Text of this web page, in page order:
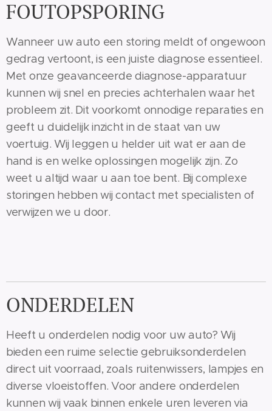
FOUTOPSPORING
Wanneer uw auto een storing meldt of ongewoon
gedrag vertoont, is een juiste diagnose essentieel.
Met onze geavanceerde diagnose-apparatuur
kunnen wij snel en precies achterhalen waar het
probleem zit. Dit voorkomt onnodige reparaties en
geeft u duidelijk inzicht in de staat van uw
voertuig. Wij leggen u helder uit wat er aan de
hand is en welke oplossingen mogelijk zijn. Zo
weet u altijd waar u aan toe bent. Bij complexe
storingen hebben wij contact met specialisten of
verwijzen we u door.
ONDERDELEN
Heeft u onderdelen nodig voor uw auto? Wij
bieden een ruime selectie gebruiksonderdelen
direct uit voorraad, zoals ruitenwissers, lampjes en
diverse vloeistoffen. Voor andere onderdelen
kunnen wij vaak binnen enkele uren leveren via